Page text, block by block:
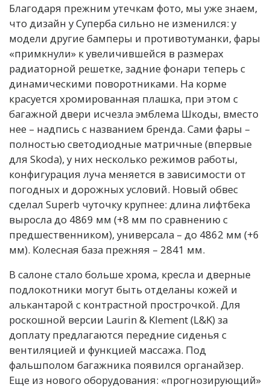
Благодаря прежним утечкам фото, мы уже знаем,
что дизайн у Суперба сильно не изменился: у
модели другие бамперы и противотуманки, фары
«примкнули» к увеличившейся в размерах
радиаторной решетке, задние фонари теперь с
динамическими поворотниками. На корме
красуется хромированная плашка, при этом с
багажной двери исчезла эмблема Шкоды, вместо
нее – надпись с названием бренда. Сами фары –
полностью светодиодные матричные (впервые
для Skoda), у них несколько режимов работы,
конфигурация луча меняется в зависимости от
погодных и дорожных условий. Новый обвес
сделал Superb чуточку крупнее: длина лифтбека
выросла до 4869 мм (+8 мм по сравнению с
предшественником), универсала – до 4862 мм (+6
мм). Колесная база прежняя – 2841 мм.
В салоне стало больше хрома, кресла и дверные
подлокотники могут быть отделаны кожей и
алькантарой с контрастной прострочкой. Для
роскошной версии Laurin & Klement (L&K) за
доплату предлагаются передние сиденья с
вентиляцией и функцией массажа. Под
фальшполом багажника появился органайзер.
Еще из нового оборудования: «прогнозирующий»